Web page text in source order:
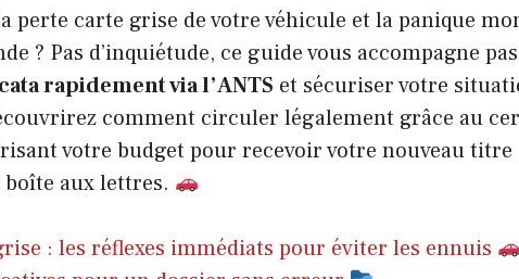
perte carte grise de votre véhicule et la panique
? Pas d’inquiétude, ce guide vous accompagne
rapidement via l’ANTS et sécuriser votre
comment circuler légalement grâce au
votre budget pour recevoir votre nouveau titre
aux lettres.
: les réflexes immédiats pour éviter les ennuis